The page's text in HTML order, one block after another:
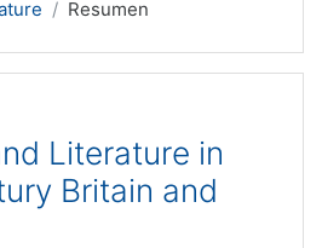
Resumen
Literature in
Britain and